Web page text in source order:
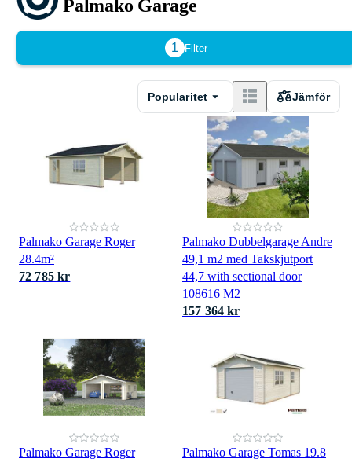
Palmako Garage
1 Filter
Popularitet Jämför
Palmako Garage Roger
28.4m²
72 785 kr
Palmako Dubbelgarage Andre
49,1 m2 med Takskjutport
44,7 with sectional door
108616 M2
157 364 kr
Palmako Garage Roger
Palmako Garage Tomas 19.8